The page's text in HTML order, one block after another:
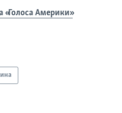
«Голоса Америки»